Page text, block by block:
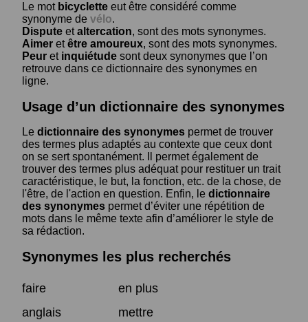
Le mot bicyclette eut être considéré comme
synonyme de vélo.
Dispute etaltercation, sont des mots synonymes.
Aimer etêtre amoureux, sont des mots synonymes.
Peur et inquiétude sont deux synonymes que l’on
retrouve dans ce dictionnaire des synonymes en
ligne.
Usage d’un dictionnaire des synonymes
Le dictionnaire des synonymes permet de trouver
des termes plus adaptés au contexte que ceux dont
on se sert spontanément. Il permet également de
trouver des termes plus adéquat pour restituer un trait
caractéristique, le but, la fonction, etc. de la chose, de
l'être, de l'action en question. Enfin, le dictionnaire
des synonymes permet d’éviter une répétition de
mots dans le même texte afin d’améliorer le style de
sa rédaction.
Synonymes les plus recherchés
faire
en plus
anglais
mettre